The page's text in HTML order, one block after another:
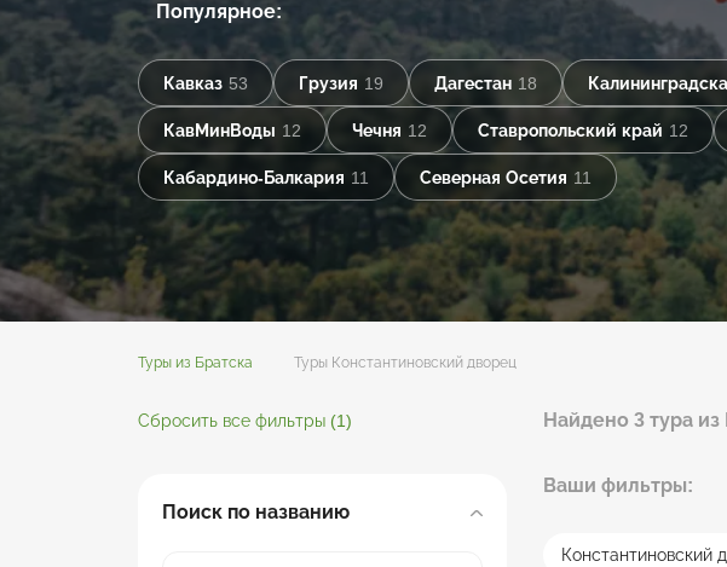
Популярное:
Кавказ 53 Грузия 19 Дагестан 18
КавМинВоды 12 Чечня 12 Ставропольский край 12
Кабардино-Балкария 11 Северная Осетия 11
Туры из Братска Туры Константиновский дворец
Сбросить все фильтры (1)
Поиск по названию
Найдено 3 тура из
Ваши фильтры:
Константиновский